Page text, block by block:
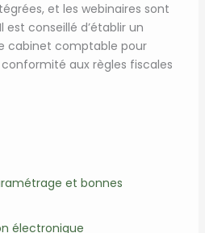
et les webinaires sont
est conseillé d’établir un
cabinet comptable pour
aux règles fiscales
et bonnes
électronique